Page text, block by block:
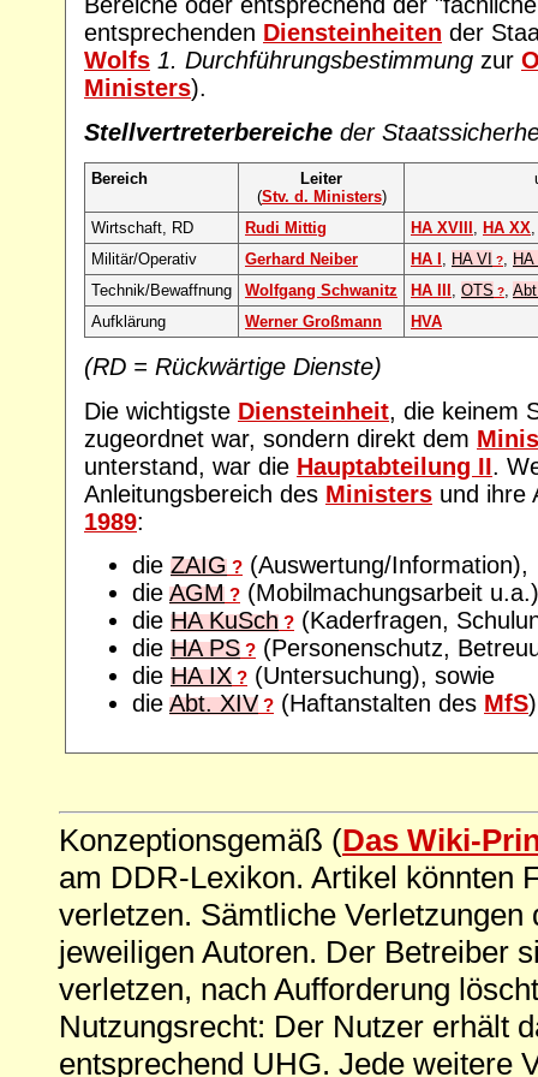
entsprechenden Diensteinheiten der
Wolfs 1. Durchführungsbestimmung zur
Ministers).
Stellvertreterbereiche der
Bereich
Leiter
(Stv. d. Ministers)
Wirtschaft, RD Rudi Mittig HA XVIII HA XX
Militär/Operativ
Gerhard Neiber HA I HA VI ?
Technik/Bewaffnung
Wolfgang Schwanitz HA III OTS ?
Aufklärung
Werner Großmann HVA
(RD = Rückwärtige Dienste)
Die wichtigste Diensteinheit, die keinem
zugeordnet war, sondern direkt dem
unterstand, war die Hauptabteilung II.
Anleitungsbereich des Ministers und ihre
1989:
die ZAIG ? (Auswertung/Information),
die AGM ? (Mobilmachungsarbeit
die HA KuSch ? (Kaderfragen,
die HA PS ? (Personenschutz,
die HA IX ? (Untersuchung), sowie
die Abt. XIV ? (Haftanstalten des MfS
Konzeptionsgemäß (Das Wiki-
am DDR-Lexikon. Artikel könnten
verletzen. Sämtliche
jeweiligen Autoren. Der Betreiber
verletzen, nach Aufforderung
Nutzungsrecht: Der Nutzer erhält
entsprechend UHG. Jede weitere